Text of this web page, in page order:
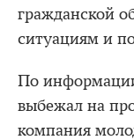
гражданской
ситуациям и
По
выбежал на
компания